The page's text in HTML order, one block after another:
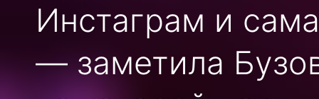
Инстаграм и
— заметила